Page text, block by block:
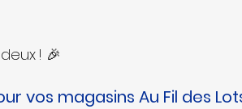
! 🎉
vos magasins Au Fil des